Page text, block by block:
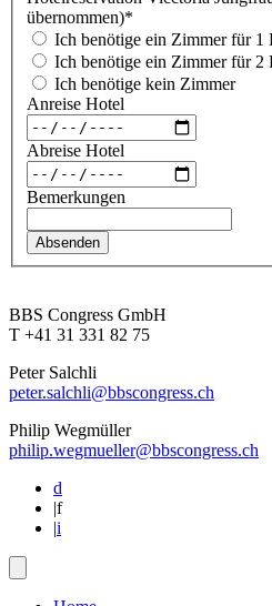
übernommen)*
Ich benötige ein Zimmer für 1
Ich benötige ein Zimmer für 2
Ich benötige kein Zimmer
Anreise Hotel
Abreise Hotel
Bemerkungen
BBS Congress GmbH
T +41 31 331 82 75
Peter Salchli
peter.salchli@bbscongress.ch
Philip Wegmüller
philip.wegmueller@bbscongress.ch
d
|f
|i